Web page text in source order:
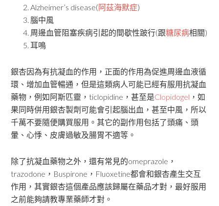
Alzheimer’s disease(阿茲海默症)
腦中風
周邊血管阻塞疾病引起的間歇性跛行(跟糖尿病相關)
耳鳴
銀杏因為有抗凝血的作用，正面的作用為促進周邊血液循
環、增加血管暢通，但是這類病人可能已經有服用抗凝血
藥物，例如阿斯匹靈，ticlopidine，甚至是Clopidogel ，如
果同時併用銀杏製劑可能會引起腦出血，甚至中風，所以
千萬不要隨便購買服用。其它的副作用包括了頭痛、頭
暈、心悸、皮膚過敏及腸胃不適等。
除了抗凝血藥物之外，還有常見的omeprazole，
trazodone，Buspirone，Fluoxetine都會和銀杏產生交互
作用，其實銀杏這個產品應該歸屬在藥品才對，最好服用
之前能夠請教專業藥師才對。